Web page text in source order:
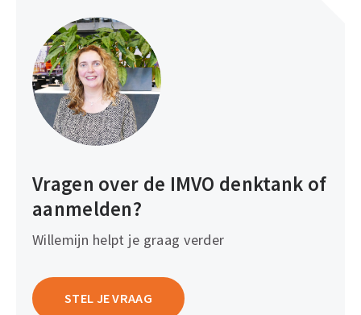
Vragen over de IMVO denktank of
aanmelden?
Willemijn helpt je graag verder
STEL JE VRAAG